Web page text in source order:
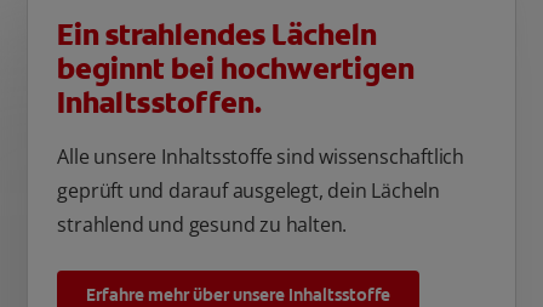
Ein strahlendes Lächeln
beginnt bei hochwertigen
Inhaltsstoffen.
Alle unsere Inhaltsstoffe sind wissenschaftlich
geprüft und darauf ausgelegt, dein Lächeln
strahlend und gesund zu halten.
Erfahre mehr über unsere Inhaltsstoffe